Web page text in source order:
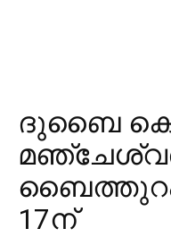
ദുബൈ
17ന്